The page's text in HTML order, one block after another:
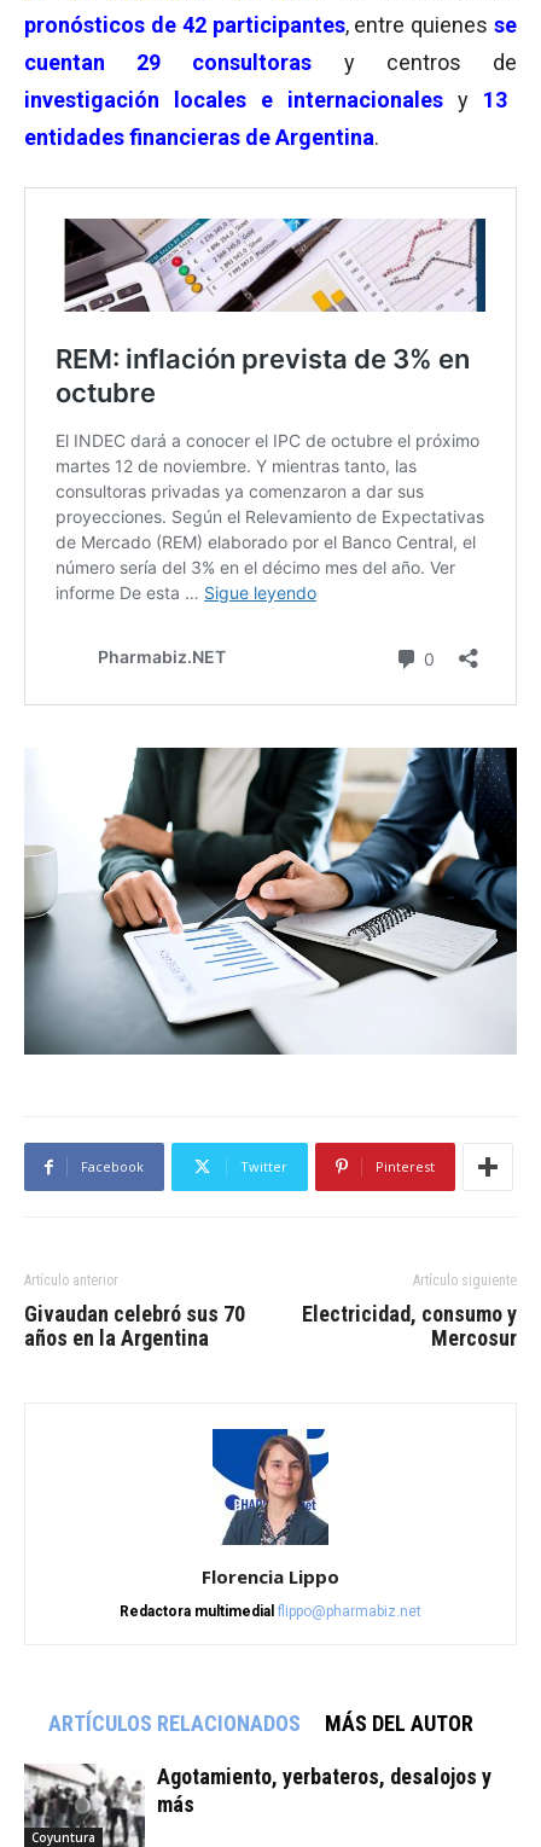
pronósticos de 42 participantes, entre quienes se
cuentan 29 consultoras
y centros de
investigación locales e internacionales y 13
entidades financieras de Argentina.
Facebook Twitter Pinterest
Artículo anterior
Givaudan celebró sus 70
años en la Argentina
Artículo siguiente
Electricidad, consumo y
Mercosur
Florencia Lippo
Redactora multimedial flippo@pharmabiz.net
ARTÍCULOS RELACIONADOS MÁS DEL AUTOR
Coyuntura
Agotamiento, yerbateros, desalojos y
más